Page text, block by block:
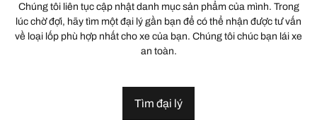
Chúng tôi liên tục cập nhật danh mục sản phẩm của mình. Trong
lúc chờ đợi, hãy tìm một đại lý gần bạn để có thể nhận được tư vấn
về loại lốp phù hợp nhất cho xe của bạn. Chúng tôi chúc bạn lái xe
an toàn.
Tìm đại lý